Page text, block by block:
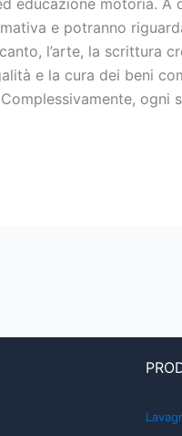
educazione motoria. A
e potranno
l’arte, la scrittura
e la cura dei beni
ogni